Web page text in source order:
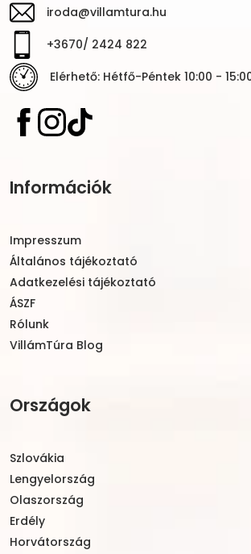
iroda@villamtura.hu
+3670/ 2424 822
Elérhető: Hétfő-Péntek 10:00 -
Információk
Impresszum
Általános tájékoztató
Adatkezelési tájékoztató
ÁSZF
Rólunk
VillámTúra Blog
Országok
Szlovákia
Lengyelország
Olaszország
Erdély
Horvátország